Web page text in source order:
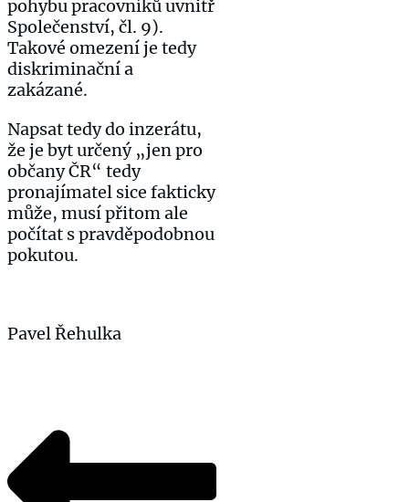
pohybu pracovníků uvnitř
Společenství, čl. 9).
Takové omezení je tedy
diskriminační a
zakázané.
Napsat tedy do inzerátu,
že je byt určený „jen pro
občany ČR“ tedy
pronajímatel sice fakticky
může, musí přitom ale
počítat s pravděpodobnou
pokutou.
Pavel Řehulka